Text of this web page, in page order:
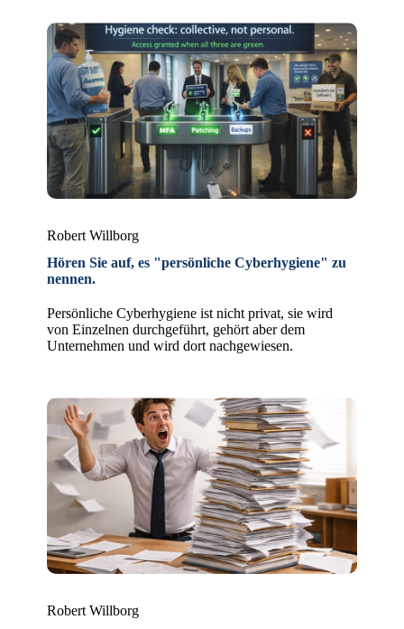
Robert Willborg
Hören Sie auf, es "persönliche Cyberhygiene" zu
nennen.
Persönliche Cyberhygiene ist nicht privat, sie wird
von Einzelnen durchgeführt, gehört aber dem
Unternehmen und wird dort nachgewiesen.
Robert Willborg